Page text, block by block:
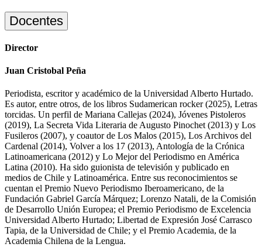
Docentes
Director
Juan Cristobal Peña
Periodista, escritor y académico de la Universidad Alberto Hurtado.
Es autor, entre otros, de los libros Sudamerican rocker (2025), Letras
torcidas. Un perfil de Mariana Callejas (2024), Jóvenes Pistoleros
(2019), La Secreta Vida Literaria de Augusto Pinochet (2013) y Los
Fusileros (2007), y coautor de Los Malos (2015), Los Archivos del
Cardenal (2014), Volver a los 17 (2013), Antología de la Crónica
Latinoamericana (2012) y Lo Mejor del Periodismo en América
Latina (2010). Ha sido guionista de televisión y publicado en
medios de Chile y Latinoamérica. Entre sus reconocimientos se
cuentan el Premio Nuevo Periodismo Iberoamericano, de la
Fundación Gabriel García Márquez; Lorenzo Natali, de la Comisión
de Desarrollo Unión Europea; el Premio Periodismo de Excelencia
Universidad Alberto Hurtado; Libertad de Expresión José Carrasco
Tapia, de la Universidad de Chile; y el Premio Academia, de la
Academia Chilena de la Lengua.